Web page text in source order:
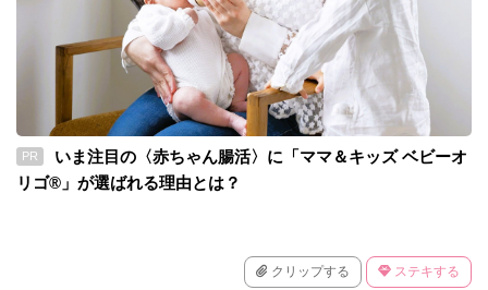
PR
いま注目の〈赤ちゃん腸活〉に「ママ＆キッズ ベビーオ
リゴ®」が選ばれる理由とは？
クリップする ステキする